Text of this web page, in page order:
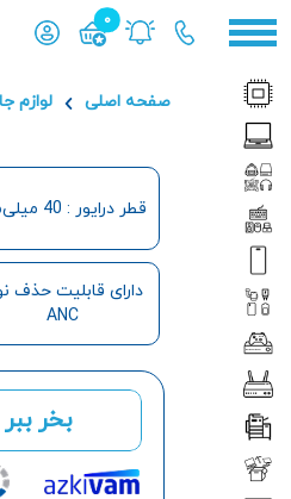
0
محصول افزوده شده به سبد
صفحه اصلی لوازم
قطر درایور : 40 میلی‌متر
دارای قابلیت حذف
ANC
بخر